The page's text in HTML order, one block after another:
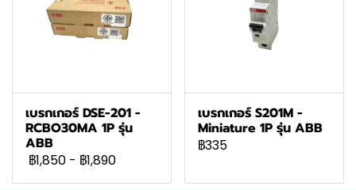
เบรกเกอร์ DSE-201 -
RCBO30MA 1P รุ่น
ABB
฿1,850 - ฿1,890
เบรกเกอร์ S201M -
Miniature 1P รุ่น ABB
฿335